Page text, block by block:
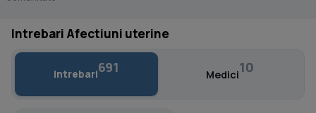
Intrebari Afectiuni uterine
Intrebari691 Medici10